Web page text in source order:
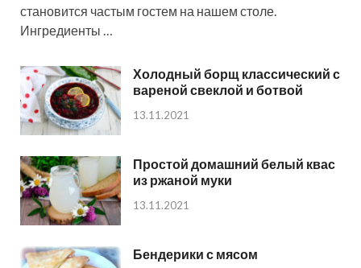
становится частым гостем на нашем столе.
Ингредиенты …
Холодный борщ классический с
вареной свеклой и ботвой
13.11.2021
Простой домашний белый квас
из ржаной муки
13.11.2021
Бендерики с мясом